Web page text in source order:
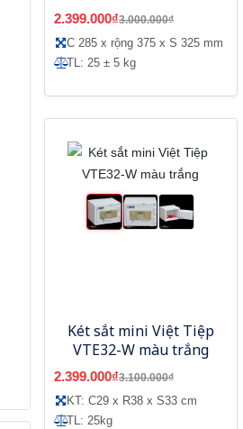
mini
2.399.000₫3.000.000₫
C 285 x rộng 375 x S 325 mm
TL: 25 ± 5 kg
Két sắt mini Việt Tiệp
VTE32-W màu trắng
2.399.000₫3.100.000₫
KT: C29 x R38 x S33 cm
TL: 25kg